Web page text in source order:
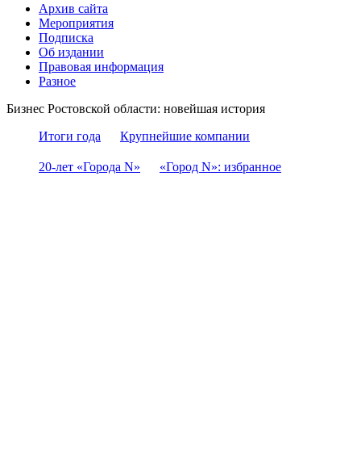
Архив сайта
Мероприятия
Подписка
Об издании
Правовая информация
Разное
Бизнес Ростовской области: новейшая история
Итоги года
Крупнейшие компании
20-лет «Города N» «Город N»: избранное